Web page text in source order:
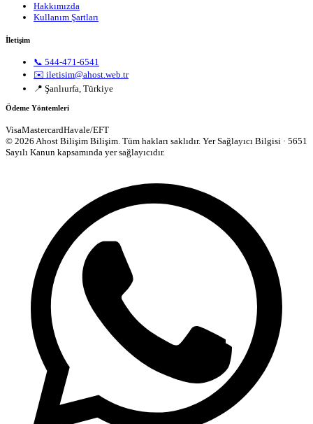
Hakkımızda
Kullanım Şartları
İletişim
📞 544-471-6541
✉️ iletisim@ahost.web.tr
📍 Şanlıurfa, Türkiye
Ödeme Yöntemleri
VisaMastercardHavale/EFT
© 2026 Ahost Bilişim Bilişim. Tüm hakları saklıdır. Yer Sağlayıcı Bilgisi · 5651
Sayılı Kanun kapsamında yer sağlayıcıdır.